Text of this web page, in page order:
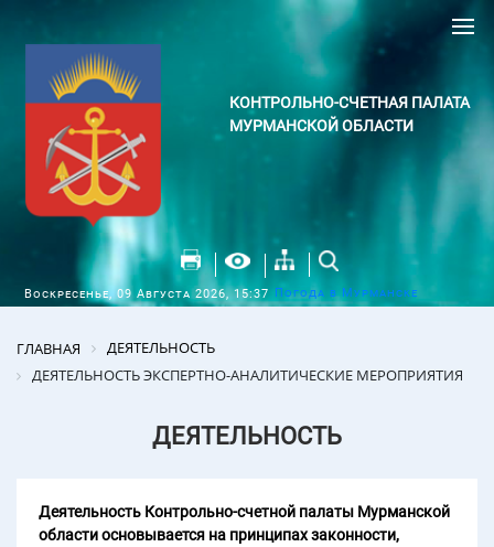
КОНТРОЛЬНО-СЧЕТНАЯ ПАЛАТА
МУРМАНСКОЙ ОБЛАСТИ
Воскресенье, 09 Августа 2026, 15:37 Погода в Мурманске
ГЛАВНАЯ
ДЕЯТЕЛЬНОСТЬ
ДЕЯТЕЛЬНОСТЬ ЭКСПЕРТНО-АНАЛИТИЧЕСКИЕ МЕРОПРИЯТИЯ
ДЕЯТЕЛЬНОСТЬ
Деятельность Контрольно-счетной палаты Мурманской
области основывается на принципах законности,